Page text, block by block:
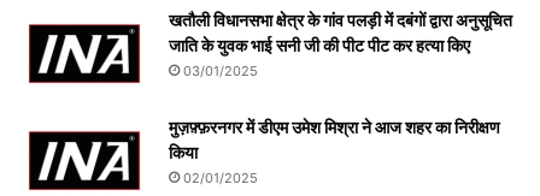
खतौली विधानसभा क्षेत्र के गांव पलड़ी में दबंगों द्वारा अनुसूचित
जाति के युवक भाई सनी जी की पीट पीट कर हत्या किए
03/01/2025
मुज़फ़्फ़रनगर में डीएम उमेश मिश्रा ने आज शहर का निरीक्षण
किया
02/01/2025